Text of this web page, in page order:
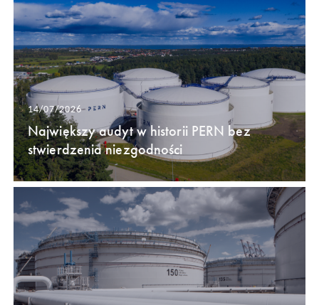
14/07/2026
Największy audyt w historii PERN bez
stwierdzenia niezgodności